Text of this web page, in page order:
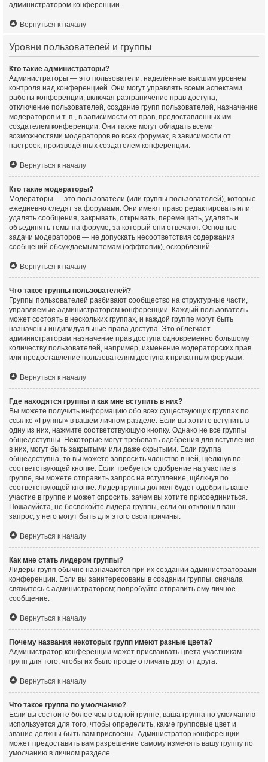
администратором конференции.
Вернуться к началу
Уровни пользователей и группы
Кто такие администраторы?
Администраторы — это пользователи, наделённые высшим уровнем
контроля над конференцией. Они могут управлять всеми аспектами
работы конференции, включая разграничение прав доступа,
отключение пользователей, создание групп пользователей, назначение
модераторов и т. п., в зависимости от прав, предоставленных им
создателем конференции. Они также могут обладать всеми
возможностями модераторов во всех форумах, в зависимости от
настроек, произведённых создателем конференции.
Вернуться к началу
Кто такие модераторы?
Модераторы — это пользователи (или группы пользователей), которые
ежедневно следят за форумами. Они имеют право редактировать или
удалять сообщения, закрывать, открывать, перемещать, удалять и
объединять темы на форуме, за который они отвечают. Основные
задачи модераторов — не допускать несоответствия содержания
сообщений обсуждаемым темам (оффтопик), оскорблений.
Вернуться к началу
Что такое группы пользователей?
Группы пользователей разбивают сообщество на структурные части,
управляемые администратором конференции. Каждый пользователь
может состоять в нескольких группах, и каждой группе могут быть
назначены индивидуальные права доступа. Это облегчает
администраторам назначение прав доступа одновременно большому
количеству пользователей, например, изменение модераторских прав
или предоставление пользователям доступа к приватным форумам.
Вернуться к началу
Где находятся группы и как мне вступить в них?
Вы можете получить информацию обо всех существующих группах по
ссылке «Группы» в вашем личном разделе. Если вы хотите вступить в
одну из них, нажмите соответствующую кнопку. Однако не все группы
общедоступны. Некоторые могут требовать одобрения для вступления
в них, могут быть закрытыми или даже скрытыми. Если группа
общедоступна, то вы можете запросить членство в ней, щёлкнув по
соответствующей кнопке. Если требуется одобрение на участие в
группе, вы можете отправить запрос на вступление, щёлкнув по
соответствующей кнопке. Лидер группы должен будет одобрить ваше
участие в группе и может спросить, зачем вы хотите присоединиться.
Пожалуйста, не беспокойте лидера группы, если он отклонил ваш
запрос; у него могут быть для этого свои причины.
Вернуться к началу
Как мне стать лидером группы?
Лидеры групп обычно назначаются при их создании администраторами
конференции. Если вы заинтересованы в создании группы, сначала
свяжитесь с администратором; попробуйте отправить ему личное
сообщение.
Вернуться к началу
Почему названия некоторых групп имеют разные цвета?
Администратор конференции может присваивать цвета участникам
групп для того, чтобы их было проще отличать друг от друга.
Вернуться к началу
Что такое группа по умолчанию?
Если вы состоите более чем в одной группе, ваша группа по умолчанию
используется для того, чтобы определить, какие групповые цвет и
звание должны быть вам присвоены. Администратор конференции
может предоставить вам разрешение самому изменять вашу группу по
умолчанию в личном разделе.